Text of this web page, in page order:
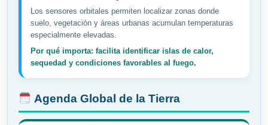
Los sensores orbitales permiten localizar zonas donde
suelo, vegetación y áreas urbanas acumulan temperaturas
especialmente elevadas.
Por qué importa: facilita identificar islas de calor,
sequedad y condiciones favorables al fuego.
Agenda Global de la Tierra